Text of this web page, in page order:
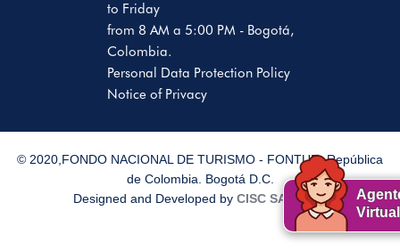
to Friday
from 8 AM a 5:00 PM - Bogotá,
Colombia.
Personal Data Protection Policy
Notice of Privacy
© 2020,FONDO NACIONAL DE TURISMO - FONTUR. República
de Colombia. Bogotá D.C.
Designed and Developed by CISC SAS 2020
Virtual